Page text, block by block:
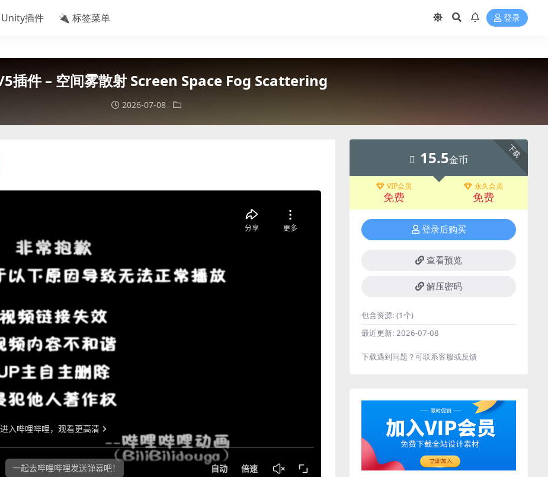
插件 🔌 标签菜单 登录
5插件 – 空间雾散射 Screen Space Fog Scattering
2026-07-08
下载
15.5金币
VIP会员
免费
永久会员
免费
登录后购买
查看预览
解压密码
包含资源: (1个)
最近更新: 2026-07-08
下载遇到问题？可联系客服或反馈